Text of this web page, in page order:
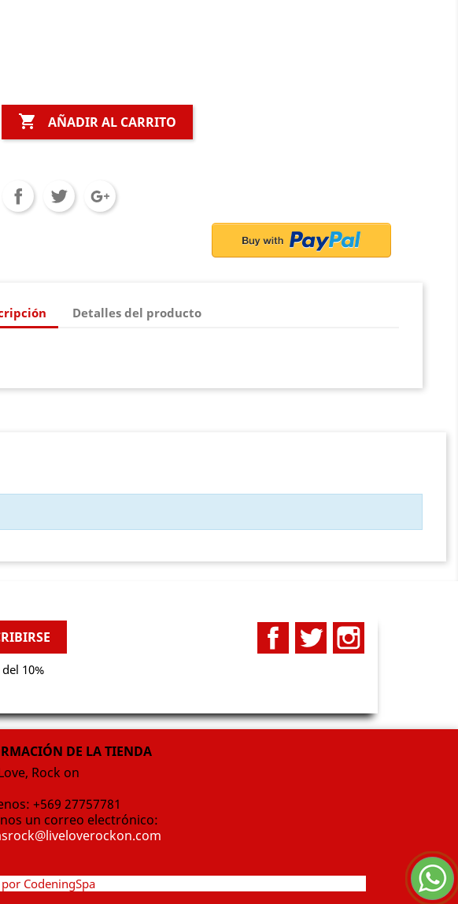
 AÑADIR AL CARRITO
Detalles del producto
10%
FacebookTwitter
DE LA TIENDA
Rock on
+569 27757781
un correo electrónico:
CodeningSpa